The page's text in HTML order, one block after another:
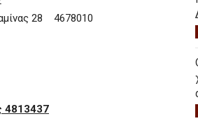
28 4678010
4813437